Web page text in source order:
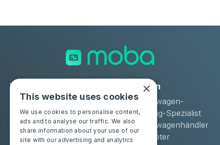
Lösungen
Moba Certify Pro
Geschäft
Industrien
Gebrauchtwagen-
Remarketing-Spezialist
Gebrauchtwagenhändler
Langzeitmieter
×
This website uses cookies
We use cookies to personalise content,
ads and to analyse our traffic. We also
share information about your use of our
site with our advertising and analytics